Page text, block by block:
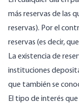
más reservas de las
reservas). Por el
reservas (es decir,
La existencia de
instituciones
que también se
El tipo de interés